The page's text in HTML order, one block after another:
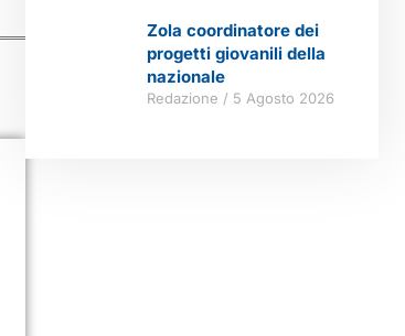
Zola coordinatore dei
progetti giovanili della
nazionale
Redazione 5 Agosto 2026